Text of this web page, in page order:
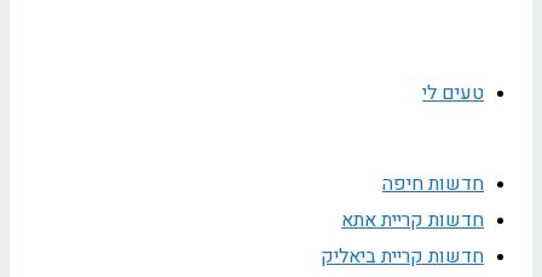
טעים לי
חדשות חיפה
חדשות קריית אתא
חדשות קריית ביאליק